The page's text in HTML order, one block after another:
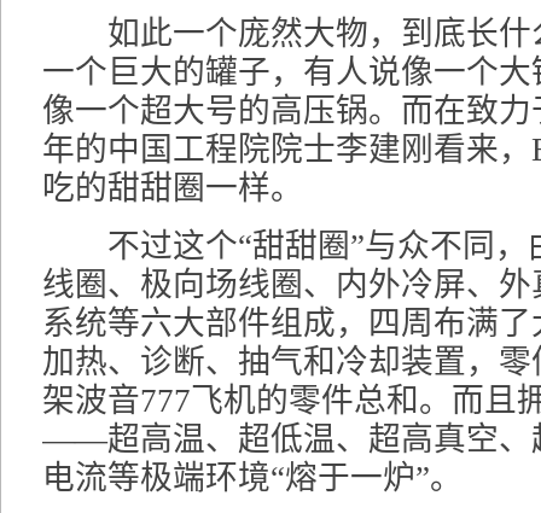
如此一个庞然大物，到底长什
一个巨大的罐子，有人说像一个
像一个超大号的高压锅。而在致
年的中国工程院院士李建刚看来
吃的甜甜圈一样。
不过这个“甜甜圈”与众不同，
线圈、极向场线圈、内外冷屏、
系统等六大部件组成，四周布满
加热、诊断、抽气和冷却装置，
架波音777飞机的零件总和。而且
——超高温、超低温、超高真空、
电流等极端环境“熔于一炉”。